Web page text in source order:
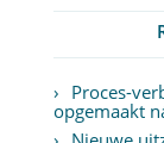
Proces-
opgemaakt